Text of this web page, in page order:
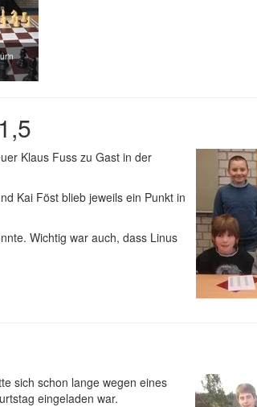
Klaus Fuss zu Gast in der
Kai Föst blieb jeweils ein Punkt in
Wichtig war auch, dass Linus
sich schon lange wegen eines
eingeladen war.